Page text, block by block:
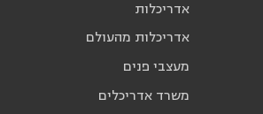
אדריכלות
אדריכלות מהעולם
מעצבי פנים
משרד אדריכלים